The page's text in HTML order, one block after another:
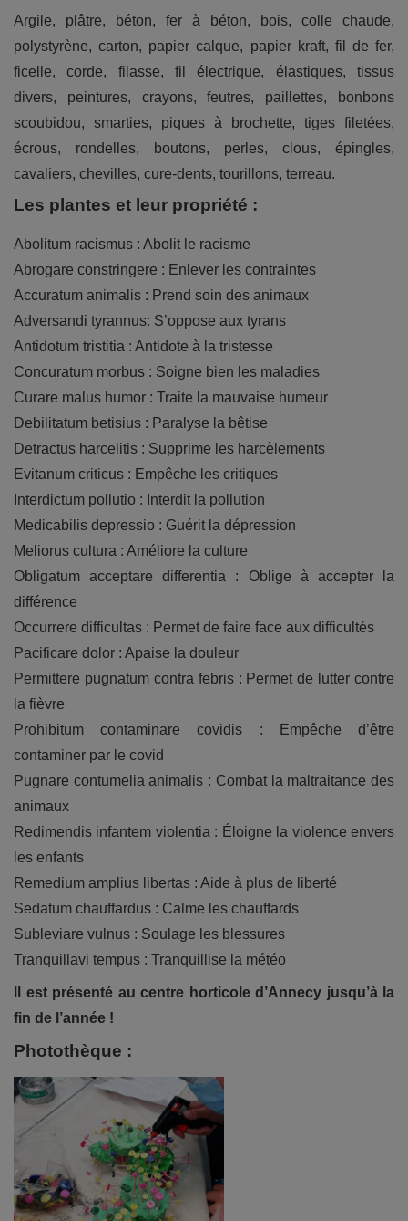
Argile, plâtre, béton, fer à béton, bois, colle chaude,
polystyrène, carton, papier calque, papier kraft, fil de fer,
ficelle, corde, filasse, fil électrique, élastiques, tissus
divers, peintures, crayons, feutres, paillettes, bonbons
scoubidou, smarties, piques à brochette, tiges filetées,
écrous, rondelles, boutons, perles, clous, épingles,
cavaliers, chevilles, cure-dents, tourillons, terreau.
Les plantes et leur propriété :
Abolitum racismus : Abolit le racisme
Abrogare constringere : Enlever les contraintes
Accuratum animalis : Prend soin des animaux
Adversandi tyrannus: S’oppose aux tyrans
Antidotum tristitia : Antidote à la tristesse
Concuratum morbus : Soigne bien les maladies
Curare malus humor : Traite la mauvaise humeur
Debilitatum betisius : Paralyse la bêtise
Detractus harcelitis : Supprime les harcèlements
Evitanum criticus : Empêche les critiques
Interdictum pollutio : Interdit la pollution
Medicabilis depressio : Guérit la dépression
Meliorus cultura : Améliore la culture
Obligatum acceptare differentia : Oblige à accepter la
différence
Occurrere difficultas : Permet de faire face aux difficultés
Pacificare dolor : Apaise la douleur
Permittere pugnatum contra febris : Permet de lutter contre
la fièvre
Prohibitum contaminare covidis : Empêche d’être
contaminer par le covid
Pugnare contumelia animalis : Combat la maltraitance des
animaux
Redimendis infantem violentia : Éloigne la violence envers
les enfants
Remedium amplius libertas : Aide à plus de liberté
Sedatum chauffardus : Calme les chauffards
Subleviare vulnus : Soulage les blessures
Tranquillavi tempus : Tranquillise la météo
ll est présenté au centre horticole d’Annecy jusqu’à la
fin de l’année !
Photothèque :